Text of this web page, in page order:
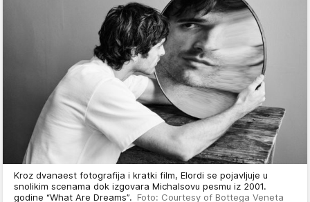
Kroz dvanaest fotografija i kratki film, Elordi se pojavljuje u
snolikim scenama dok izgovara Michalsovu pesmu iz 2001.
godine “What Are Dreams”. Foto: Courtesy of Bottega Veneta